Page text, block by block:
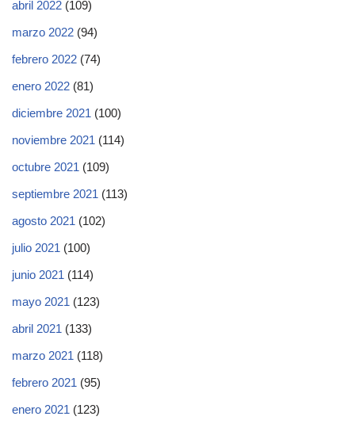
abril 2022 (109)
marzo 2022 (94)
febrero 2022 (74)
enero 2022 (81)
diciembre 2021 (100)
noviembre 2021 (114)
octubre 2021 (109)
septiembre 2021 (113)
agosto 2021 (102)
julio 2021 (100)
junio 2021 (114)
mayo 2021 (123)
abril 2021 (133)
marzo 2021 (118)
febrero 2021 (95)
enero 2021 (123)